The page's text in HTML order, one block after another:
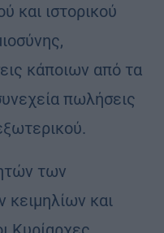
και ιστορικού
κάποιων από τα
πωλήσεις
των
κειμηλίων και